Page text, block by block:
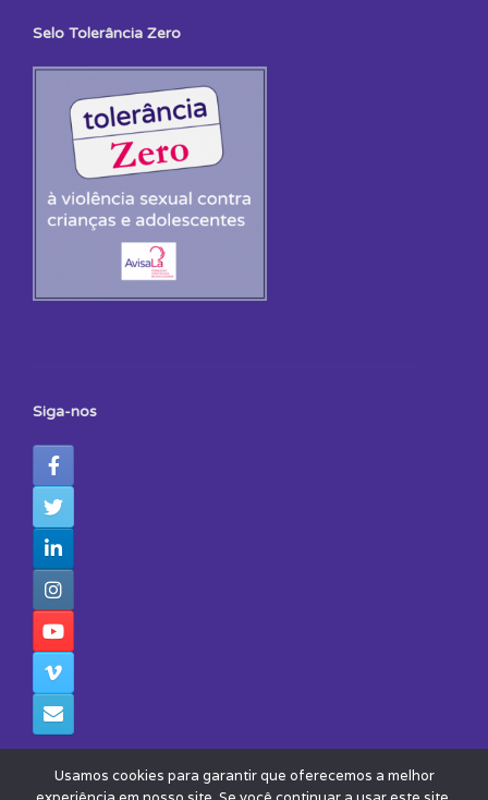
Selo Tolerância Zero
Siga-nos
Usamos cookies para garantir que oferecemos a melhor